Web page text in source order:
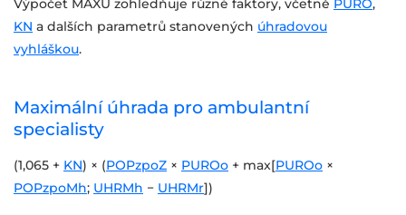
Výpočet MAXÚ zohledňuje různé faktory, včetně PURO,
KN a dalších parametrů stanovených úhradovou
vyhláškou.
Maximální úhrada pro ambulantní
specialisty
(1,065 + KN) × (POPzpoZ × PUROo + max[PUROo ×
POPzpoMh; UHRMh − UHRMr])